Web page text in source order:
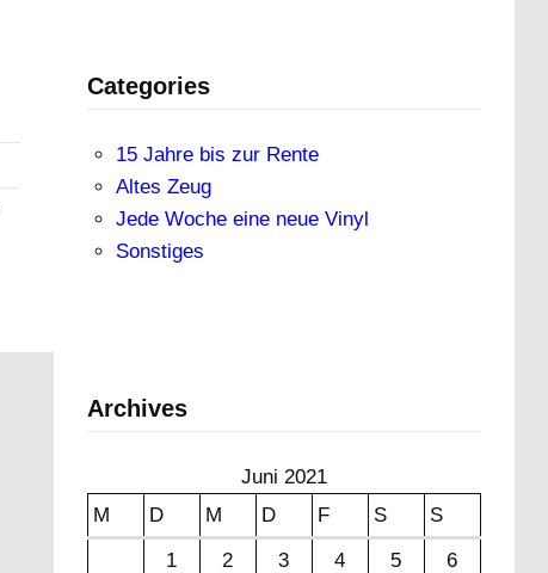
Categories
15 Jahre bis zur Rente
Altes Zeug
Jede Woche eine neue Vinyl
Sonstiges
Archives
Juni 2021
M
D M D F S
S
1
2 3 4 5
6